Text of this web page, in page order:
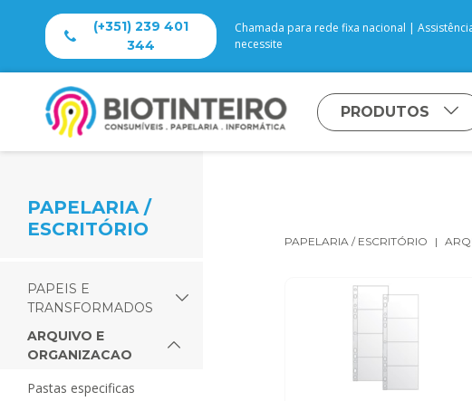
(+351) 239 401
344
Chamada para rede fixa nacional |
necessite
PRODUTOS
PAPELARIA /
ESCRITÓRIO
PAPEIS E
TRANSFORMADOS
ARQUIVO E
ORGANIZACAO
pastas especificas
PAPELARIA / ESCRITÓRIO